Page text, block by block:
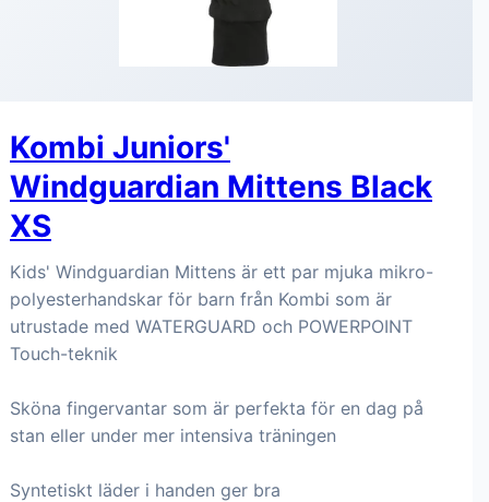
Kombi Juniors'
Windguardian Mittens Black
XS
Kids' Windguardian Mittens är ett par mjuka mikro-
polyesterhandskar för barn från Kombi som är
utrustade med WATERGUARD och POWERPOINT
Touch-teknik
Sköna fingervantar som är perfekta för en dag på
stan eller under mer intensiva träningen
Syntetiskt läder i handen ger bra